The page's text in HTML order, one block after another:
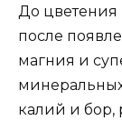
До цветения
после
магния и
калий и бор,